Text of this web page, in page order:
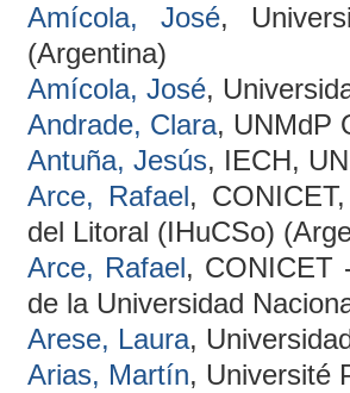
Amícola, José,
(Argentina)
Amícola, José,
Andrade, Clara, UNMdP
Antuña, Jesús, IECH,
Arce, Rafael,
del Litoral (IHuCSo)
Arce, Rafael, CONICET
de la Universidad
Arese, Laura,
Arias, Martín, Université